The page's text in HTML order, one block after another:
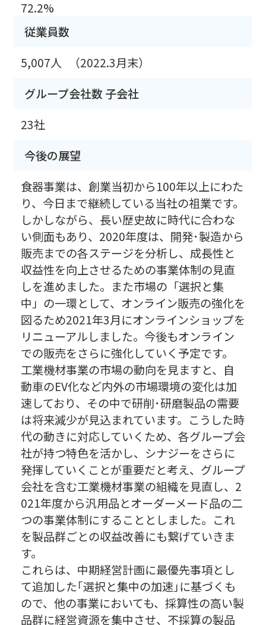
72.2%
従業員数
5,007人
（2022.3月末）
グループ会社数 子会社
23社
今後の展望
食器事業は、創業当初から100年以上にわた
り、今日まで継続している当社の祖業です。
しかしながら、長い歴史故に時代に合わな
い側面もあり、2020年度は、開発･製造から
販売までの各ステージを分析し、成長性と
収益性を向上させるための事業体制の見直
しを進めました。また市場の「選択と集
中」の一環として、オンライン販売の強化を
図るため2021年3月にオンラインショップを
リニューアルしました。今後もオンライン
での販売をさらに強化していく予定です。
工業機材事業の市場の動向を見ますと、自
動車のEV化など内外の市場環境の変化は加
速しており、その中で研削･研磨製品の需要
は将来減少が見込まれています。こうした時
代の動きに対応していくため、各グループ会
社が持つ特色を活かし、シナジーをさらに
発揮していくことが重要だと考え、グループ
会社を含む工業機材事業の組織を見直し、2
021年度から汎用品とオーダーメード品の二
つの事業体制にすることとしました。これ
を製品群ごとの収益改善にも繋げていきま
す。
これらは、中期経営計画に最優先事項とし
て追加した｢選択と集中の加速｣に基づくも
ので、他の事業においても、採算性の高い製
品群に経営資源を集中させ、不採算の製品